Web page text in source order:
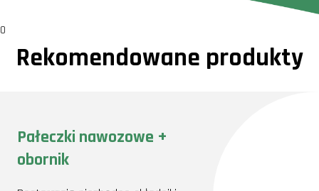
0
Rekomendowane produkty
Pałeczki nawozowe +
obornik